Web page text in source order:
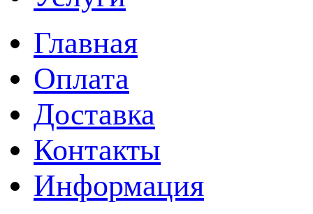
Главная
Оплата
Доставка
Контакты
Информация